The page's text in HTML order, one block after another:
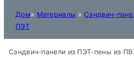
Дом» Материалы » Сэндвич-
ПЭТ
Сэндвич-панели из ПЭТ-пены из